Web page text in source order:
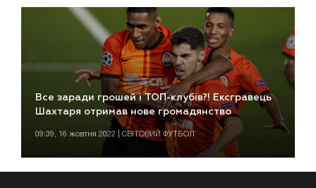
Все заради грошей і ТОП-клубів?! Ексгравець
Шахтаря отримав нове громадянство
09:39, 16 жовтня 2022 | СВІТОВИЙ ФУТБОЛ